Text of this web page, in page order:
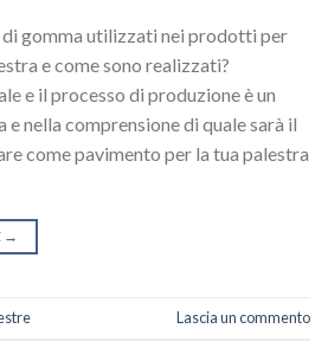
gomma utilizzati nei prodotti per
e come sono realizzati?
e il processo di produzione è un
nella comprensione di quale sarà il
come pavimento per la tua palestra
→
Lascia un commento